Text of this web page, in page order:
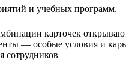
и учебных программ.